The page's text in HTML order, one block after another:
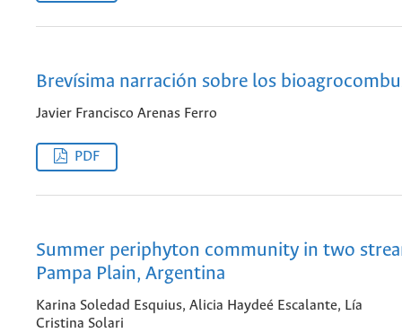
Brevísima narración sobre los
Javier Francisco Arenas Ferro
PDF
Summer periphyton community in two
Pampa Plain, Argentina
Karina Soledad Esquius, Alicia Haydeé Escalante, Lía
Cristina Solari